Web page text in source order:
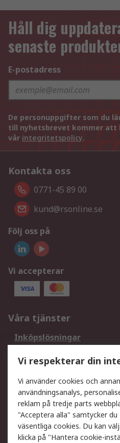
Håll dig
senaste
E-postadress
De personuppgifter som du
till nyhetsbrevet kommer att
vår integritetspolicy.
Kontakta oss
0771-45 89 00
kund@rsonline.se
Följ oss på
Vi accepterar
Våra tjänster
Inköpslösningar
DesignSpark
Ditt lokala säljteam
Support
Få hjälp
Leverans
Vi respekterar din
Vi använder cookies och
användningsanalys,
reklam på tredje parts
"Acceptera alla" samtycker du
väsentliga cookies. Du kan
klicka på "Hantera cookie-